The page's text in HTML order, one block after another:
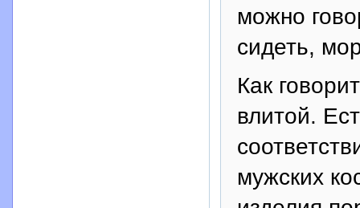
можно
сидеть,
Как
влитой.
мужских